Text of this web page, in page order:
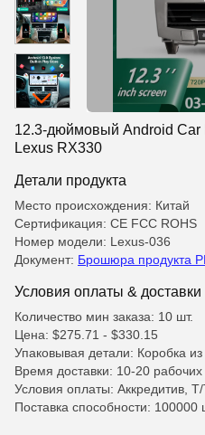
12.3-дюймовый Android Car
Lexus RX330
Детали продукта
Место происхождения: Китай
Сертификация: CE FCC ROHS
Номер модели: Lexus-036
Документ: Брошюра продукта
Условия оплаты & доставки
Количество мин заказа: 10 шт.
Цена: $275.71 - $330.15
Упаковывая детали: Коробка
Время доставки: 10-20
Условия оплаты: Аккредитив,
Поставка способности: 100000